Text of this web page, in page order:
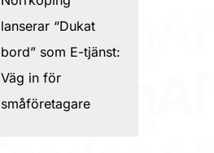
lanserar “Dukat
bord” som E-tjänst:
Väg in för
småföretagare